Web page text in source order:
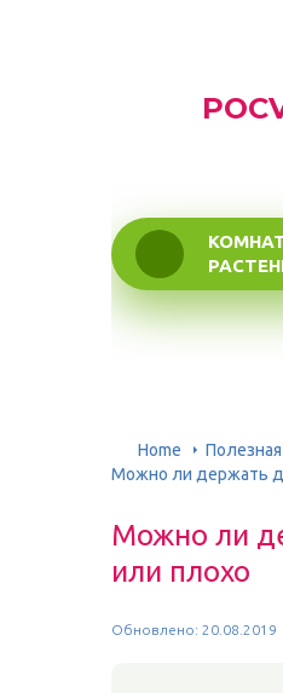
Home
Можно ли держать
Можно ли
или плохо
Обновлено: 20.08.2019